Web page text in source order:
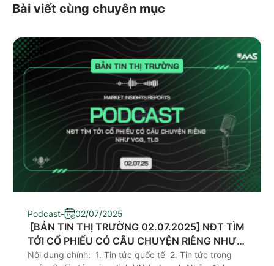
Bài viết cùng chuyên mục
Podcast- 02/07/2025
​ [BẢN TIN THỊ TRƯỜNG 02.07.2025] NĐT TÌM
TỚI CỔ PHIẾU CÓ CÂU CHUYỆN RIÊNG NHƯ
VCG, TLG
Nội dung chính: 1. Tin tức quốc tế 2. Tin tức trong